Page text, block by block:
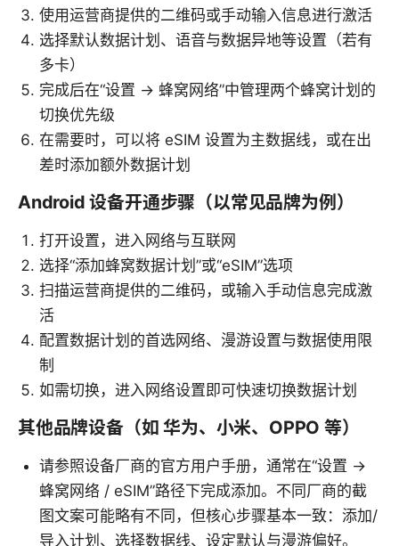
使用运营商提供的二维码或手动输入信息进行激活
选择默认数据计划、语音与数据异地等设置（若有
多卡）
完成后在“设置 → 蜂窝网络”中管理两个蜂窝计划的
切换优先级
在需要时，可以将 eSIM 设置为主数据线，或在出
差时添加额外数据计划
Android 设备开通步骤（以常见品牌为例）
打开设置，进入网络与互联网
选择“添加蜂窝数据计划”或“eSIM”选项
扫描运营商提供的二维码，或输入手动信息完成激
活
配置数据计划的首选网络、漫游设置与数据使用限
制
如需切换，进入网络设置即可快速切换数据计划
其他品牌设备（如 华为、小米、OPPO 等）
请参照设备厂商的官方用户手册，通常在“设置 →
蜂窝网络 / eSIM”路径下完成添加。不同厂商的截
图文案可能略有不同，但核心步骤基本一致：添加/
导入计划、选择数据线、设定默认与漫游偏好。